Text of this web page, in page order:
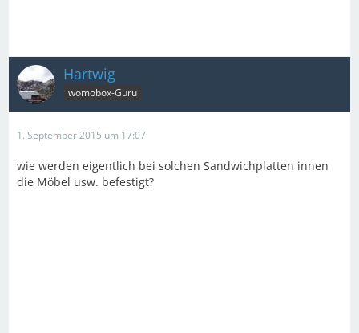
Hartwig
womobox-Guru
1. September 2015 um 17:07
wie werden eigentlich bei solchen Sandwichplatten innen
die Möbel usw. befestigt?